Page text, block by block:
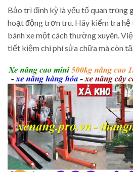
Bảo trì định kỳ là yếu tố quan trọng
hoạt động trơn tru. Hãy kiểm tra hệ
bánh xe một cách thường xuyên.
tiết kiệm chi phí sửa chữa mà còn